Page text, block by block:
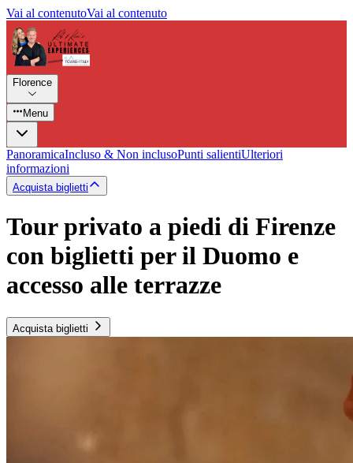
Vai al contenutoVai al contenuto
Florence
Menu
PanoramicaIncluso & Non inclusoPunti salientiUlteriori
informazioni
Acquista biglietti
Tour privato a piedi di Firenze
con biglietti per il Duomo e
accesso alle terrazze
Acquista biglietti